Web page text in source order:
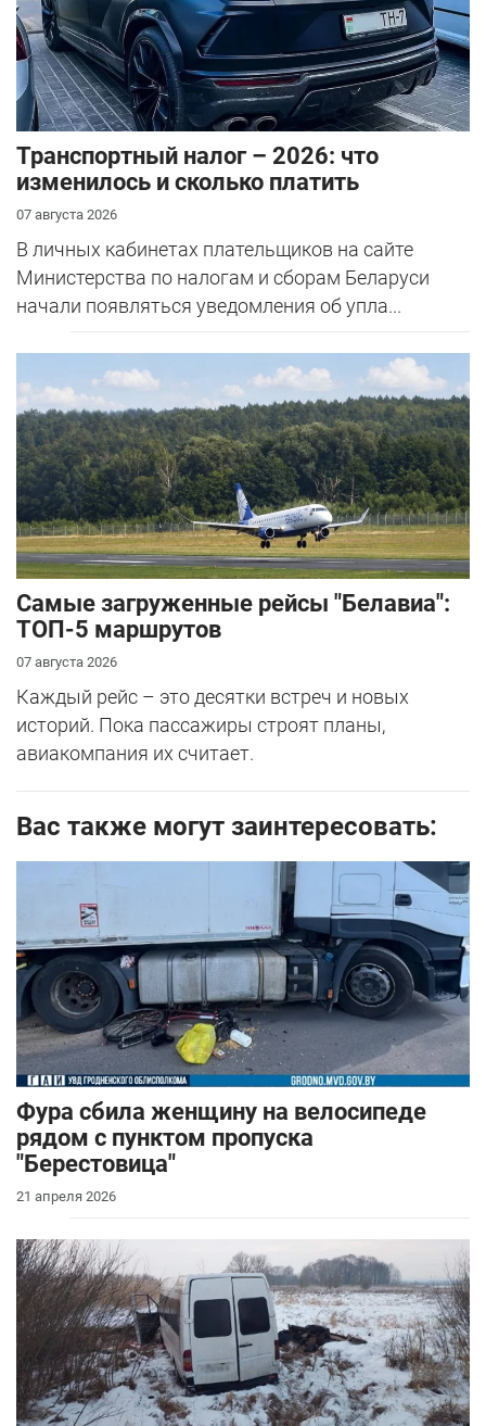
Транспортный налог – 2026: что
изменилось и сколько платить
07 августа 2026
В личных кабинетах плательщиков на сайте
Министерства по налогам и сборам Беларуси
начали появляться уведомления об упла...
Самые загруженные рейсы "Белавиа":
ТОП-5 маршрутов
07 августа 2026
Каждый рейс – это десятки встреч и новых
историй. Пока пассажиры строят планы,
авиакомпания их считает.
Вас также могут заинтересовать:
Фура сбила женщину на велосипеде
рядом с пунктом пропуска
"Берестовица"
21 апреля 2026